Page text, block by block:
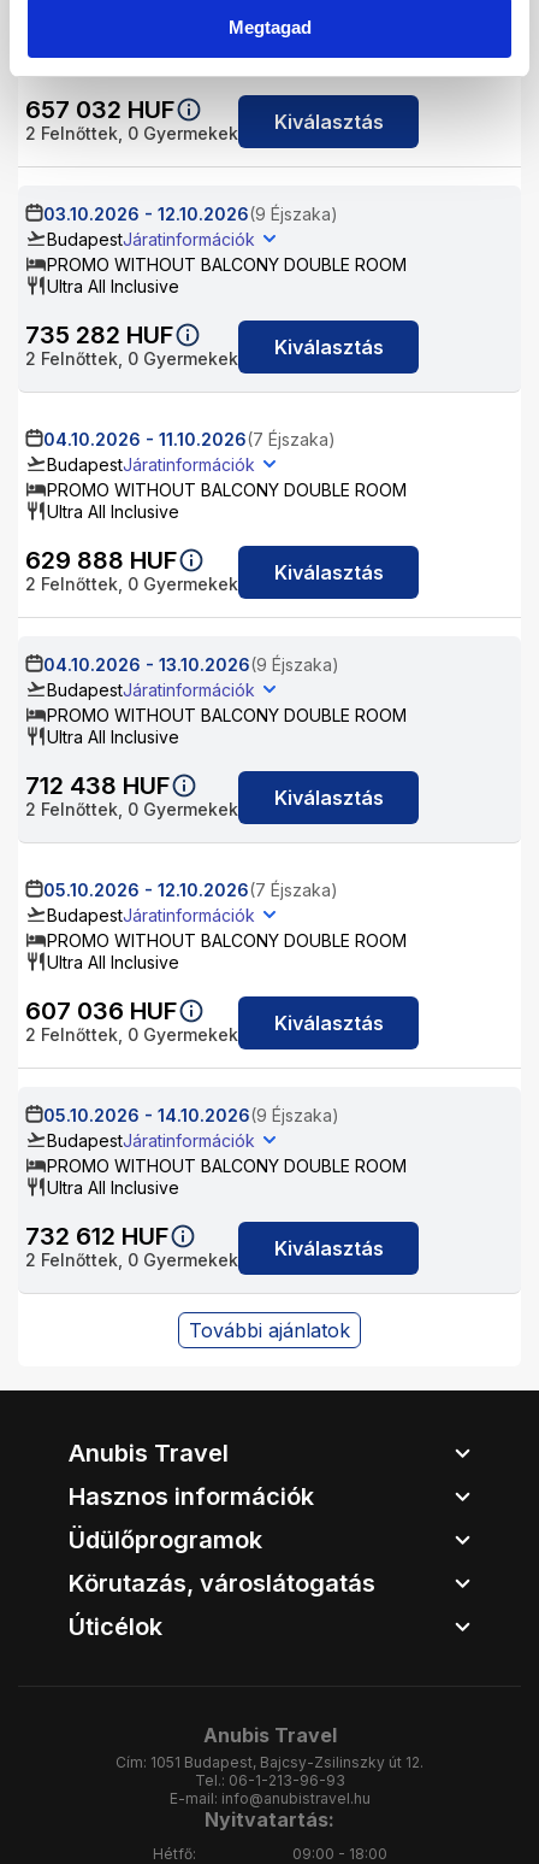
Megtagad
PROMO WITHOUT BALCONY DOUBLE ROOM
Ultra All Inclusive
657 032 HUF
2 Felnőttek, 0 Gyermekek Kiválasztás
03.10.2026 - 12.10.2026(9 Éjszaka)
BudapestJáratinformációk
PROMO WITHOUT BALCONY DOUBLE ROOM
Ultra All Inclusive
735 282 HUF
2 Felnőttek, 0 Gyermekek Kiválasztás
04.10.2026 - 11.10.2026(7 Éjszaka)
BudapestJáratinformációk
PROMO WITHOUT BALCONY DOUBLE ROOM
Ultra All Inclusive
629 888 HUF
2 Felnőttek, 0 Gyermekek Kiválasztás
04.10.2026 - 13.10.2026(9 Éjszaka)
BudapestJáratinformációk
PROMO WITHOUT BALCONY DOUBLE ROOM
Ultra All Inclusive
712 438 HUF
2 Felnőttek, 0 Gyermekek Kiválasztás
05.10.2026 - 12.10.2026(7 Éjszaka)
BudapestJáratinformációk
PROMO WITHOUT BALCONY DOUBLE ROOM
Ultra All Inclusive
607 036 HUF
2 Felnőttek, 0 Gyermekek Kiválasztás
05.10.2026 - 14.10.2026(9 Éjszaka)
BudapestJáratinformációk
PROMO WITHOUT BALCONY DOUBLE ROOM
Ultra All Inclusive
732 612 HUF
2 Felnőttek, 0 Gyermekek Kiválasztás
További ajánlatok
Anubis Travel
Hasznos információk
Üdülőprogramok
Körutazás, városlátogatás
Úticélok
Anubis Travel
Cím: 1051 Budapest, Bajcsy-Zsilinszky út 12.
Tel.: 06-1-213-96-93
E-mail: info@anubistravel.hu
Nyitvatartás:
Hétfő: 09:00 - 18:00